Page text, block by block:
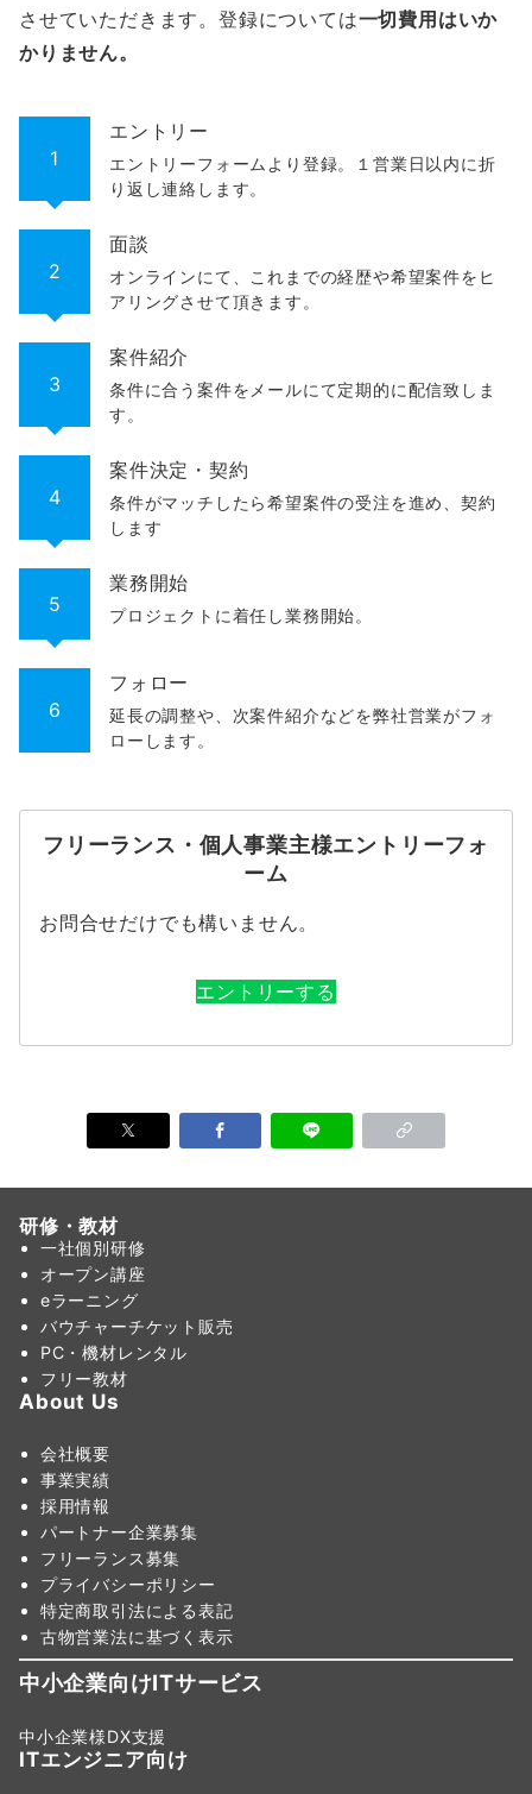
させていただきます。登録については一切費用はいか
かりません。
1
エントリー
エントリーフォームより登録。１営業日以内に折
り返し連絡します。
2
面談
オンラインにて、これまでの経歴や希望案件をヒ
アリングさせて頂きます。
3
案件紹介
条件に合う案件をメールにて定期的に配信致しま
す。
4
案件決定・契約
条件がマッチしたら希望案件の受注を進め、契約
します
5
業務開始
プロジェクトに着任し業務開始。
6
フォロー
延長の調整や、次案件紹介などを弊社営業がフォ
ローします。
フリーランス・個人事業主様エントリーフォ
ーム
お問合せだけでも構いません。
エントリーする
研修・教材
一社個別研修
オープン講座
eラーニング
バウチャーチケット販売
PC・機材レンタル
フリー教材
About Us
会社概要
事業実績
採用情報
パートナー企業募集
フリーランス募集
プライバシーポリシー
特定商取引法による表記
古物営業法に基づく表示
中小企業向けITサービス
中小企業様DX支援
ITエンジニア向け